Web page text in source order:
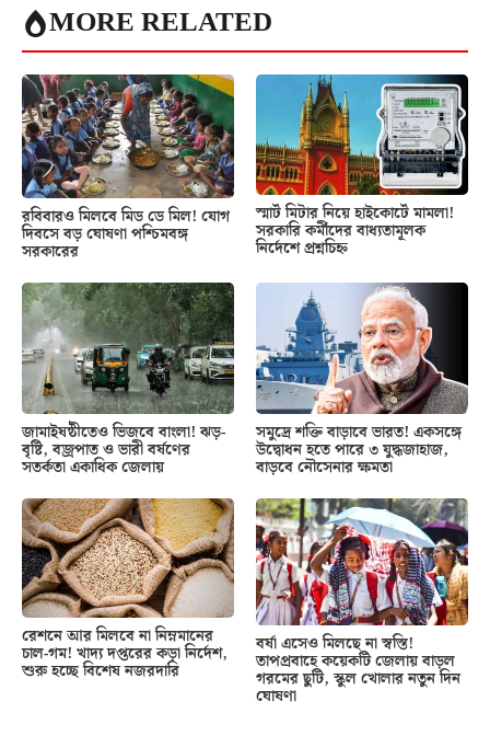
MORE RELATED
রবিবারও মিলবে মিড ডে মিল! যোগ
দিবসে বড় ঘোষণা পশ্চিমবঙ্গ
সরকারের
স্মার্ট মিটার নিয়ে হাইকোর্টে মামলা!
সরকারি কর্মীদের বাধ্যতামূলক
নির্দেশে প্রশ্নচিহ্ন
জামাইষষ্ঠীতেও ভিজবে বাংলা! ঝড়-
বৃষ্টি, বজ্রপাত ও ভারী বর্ষণের
সতর্কতা একাধিক জেলায়
সমুদ্রে শক্তি বাড়াবে ভারত! একসঙ্গে
উদ্বোধন হতে পারে ৩ যুদ্ধজাহাজ,
বাড়বে নৌসেনার ক্ষমতা
রেশনে আর মিলবে না নিম্নমানের
চাল-গম! খাদ্য দপ্তরের কড়া নির্দেশ,
শুরু হচ্ছে বিশেষ নজরদারি
বর্ষা এসেও মিলছে না স্বস্তি!
তাপপ্রবাহে কয়েকটি জেলায় বাড়ল
গরমের ছুটি, স্কুল খোলার নতুন দিন
ঘোষণা